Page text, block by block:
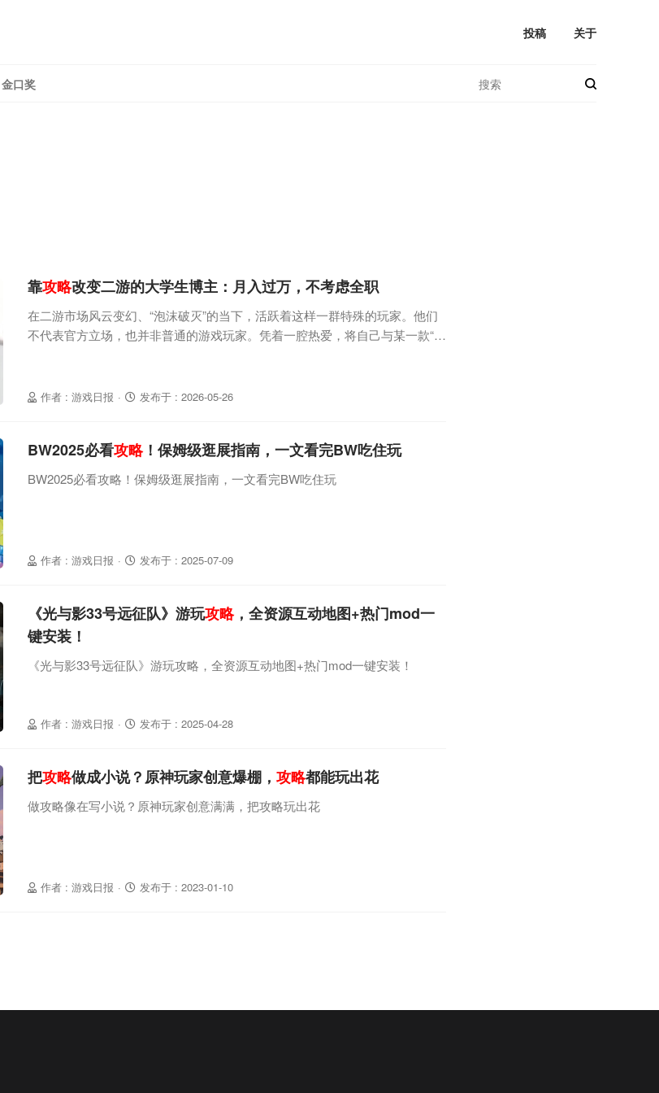
投稿 关于
金口奖
作者 : 游戏日报 · 发布于 : 2026-05-26
靠攻略改变二游的大学生博主：月入过万，不考虑全职
在二游市场风云变幻、“泡沫破灭”的当下，活跃着这样一群特殊的玩家。他们
不代表官方立场，也并非普通的游戏玩家。凭着一腔热爱，将自己与某一款“命
间坐回电脑前，更新了停更已久的《重返未来1999》攻略视频。作为B站拥有
作者 : 游戏日报 · 发布于 : 2025-07-09
BW2025必看攻略！保姆级逛展指南，一文看完BW吃住玩
BW2025必看攻略！保姆级逛展指南，一文看完BW吃住玩
作者 : 游戏日报 · 发布于 : 2025-04-28
《光与影33号远征队》游玩攻略，全资源互动地图+热门mod一
键安装！
《光与影33号远征队》游玩攻略，全资源互动地图+热门mod一键安装！
作者 : 游戏日报 · 发布于 : 2023-01-10
把攻略做成小说？原神玩家创意爆棚， 攻略都能玩出花
做攻略像在写小说？原神玩家创意满满，把攻略玩出花